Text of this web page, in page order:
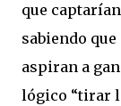
que
sabiendo
aspiran a
lógico “tirar